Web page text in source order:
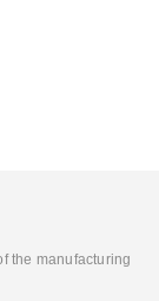
the manufacturing